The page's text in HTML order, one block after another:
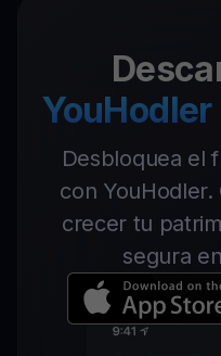
YouHodler
Desbloquea el
con
crecer tu
segura